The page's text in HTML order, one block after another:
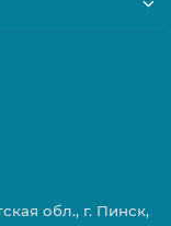
обл., г. Пинск,